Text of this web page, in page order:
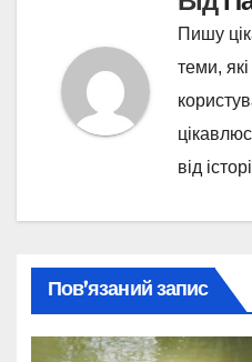
Пишу
теми,
від
Пов’язаний запис